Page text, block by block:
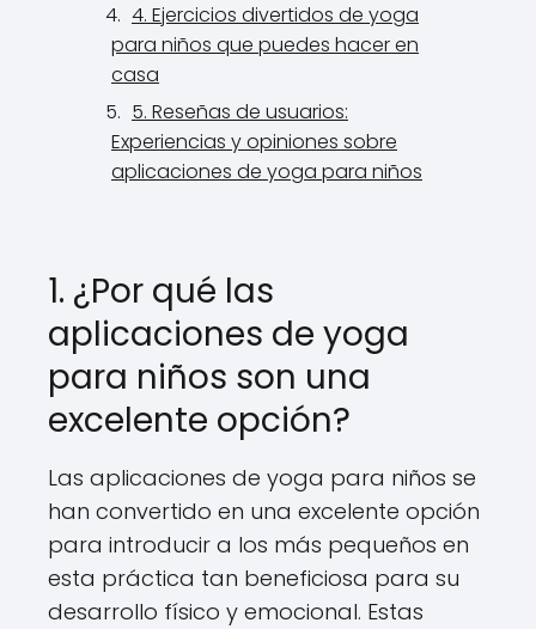
4. Ejercicios divertidos de yoga
para niños que puedes hacer en
casa
5. Reseñas de usuarios:
Experiencias y opiniones sobre
aplicaciones de yoga para niños
1. ¿Por qué las
aplicaciones de yoga
para niños son una
excelente opción?
Las aplicaciones de yoga para niños se
han convertido en una excelente opción
para introducir a los más pequeños en
esta práctica tan beneficiosa para su
desarrollo físico y emocional. Estas